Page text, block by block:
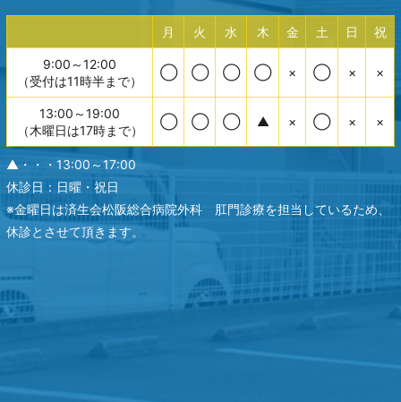
月 火 水 木 金 土 日 祝
9:00～12:00
（受付は11時半まで）
◯ ◯ ◯ ◯ × ◯ × ×
13:00～19:00
（木曜日は17時まで）
◯ ◯ ◯ ▲ × ◯ × ×
▲・・・13:00～17:00
休診日：日曜・祝日
※金曜日は済生会松阪総合病院外科 肛門診療を担当しているため、
休診とさせて頂きます。